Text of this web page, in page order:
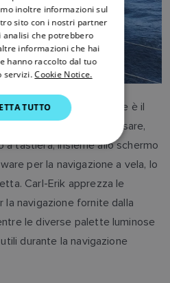
consiglia decisamente è il
interfaccia facile da usare,
a tastiera, insieme allo schermo
per la navigazione a vela, lo
Carl-Erik apprezza le
la navigazione fornite dalla
le diverse palette luminose
durante la navigazione
DANISH
ITALIAN
SWEDISH
DUTCH
inoltre informazioni sul
sito con i nostri partner
analisi che potrebbero
informazioni che hai
hanno raccolto dal tuo
servizi. Cookie Notice.
TUTTO